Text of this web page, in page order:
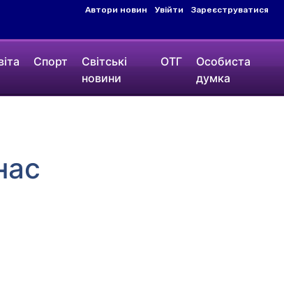
Автори новин Увійти Зареєструватися
Спорт
Світські
новини
ОТГ
Особиста
думка